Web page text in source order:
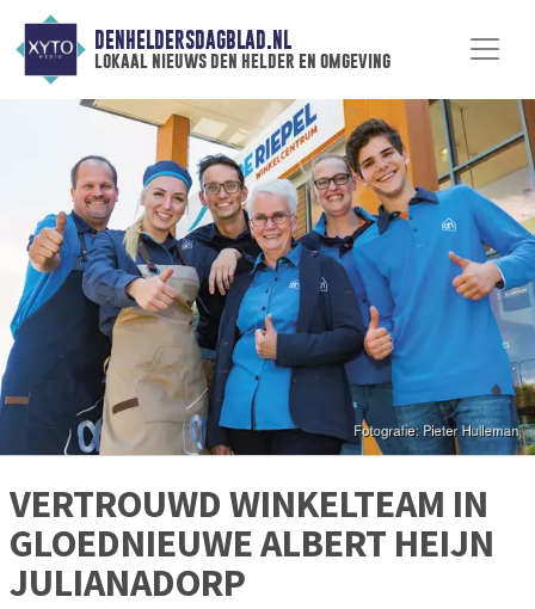
DENHELDERSDAGBLAD.NL
lokaal nieuws den helder en omgeving
VERTROUWD WINKELTEAM IN
GLOEDNIEUWE ALBERT HEIJN
JULIANADORP